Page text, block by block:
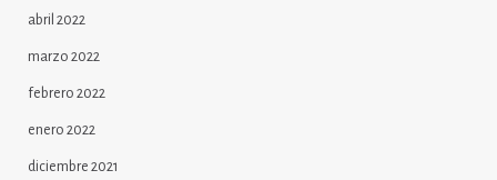
abril 2022
marzo 2022
febrero 2022
enero 2022
diciembre 2021